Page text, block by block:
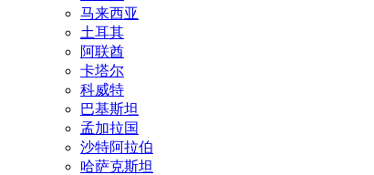
马来西亚
土耳其
阿联酋
卡塔尔
科威特
巴基斯坦
孟加拉国
沙特阿拉伯
哈萨克斯坦